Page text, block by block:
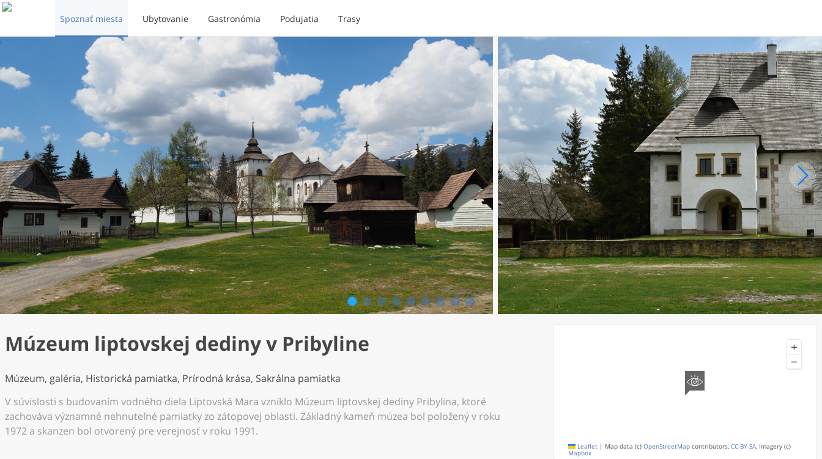
Spoznať miesta Ubytovanie Gastronómia Podujatia Trasy
1 2 3 4 5 6 7 8 9
Múzeum liptovskej dediny v Pribyline
Múzeum, galéria, Historická pamiatka, Prírodná krása, Sakrálna pamiatka
V súvislosti s budovaním vodného diela Liptovská Mara vzniklo Múzeum liptovskej dediny Pribylina, ktoré
zachováva významné nehnuteľné pamiatky zo zátopovej oblasti. Základný kameň múzea bol položený v roku
1972 a skanzen bol otvorený pre verejnosť v roku 1991.
+
−
Leaflet | Map data (c) OpenStreetMap contributors, CC-BY-SA , Imagery (c)
Mapbox